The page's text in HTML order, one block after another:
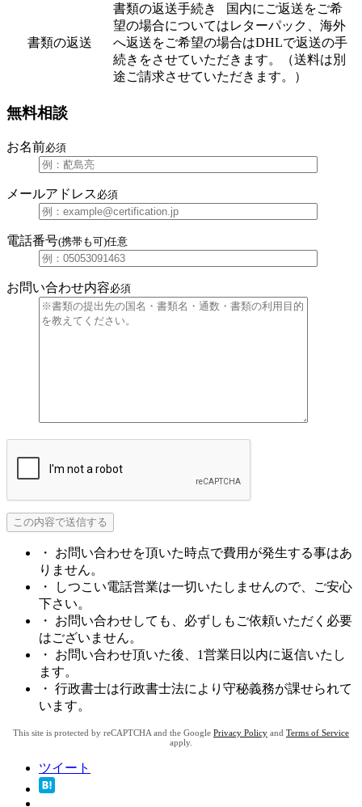
書類の返送
書類の返送手続き 国内にご返送をご希
望の場合についてはレターパック、海外
へ返送をご希望の場合はDHLで返送の手
続きをさせていただきます。（送料は別
途ご請求させていただきます。）
無料相談
お名前必須
メールアドレス 必須
電話番号(携帯も可)任意
お問い合わせ内容必須
・ お問い合わせを頂いた時点で費用が発生する事はあ
りません。
・ しつこい電話営業は一切いたしませんので、ご安心
下さい。
・ お問い合わせしても、必ずしもご依頼いただく必要
はございません。
・ お問い合わせ頂いた後、1営業日以内に返信いたし
ます。
・ 行政書士は行政書士法により守秘義務が課せられて
います。
This site is protected by reCAPTCHA and the Google Privacy Policy and Terms of Service
apply.
ツイート